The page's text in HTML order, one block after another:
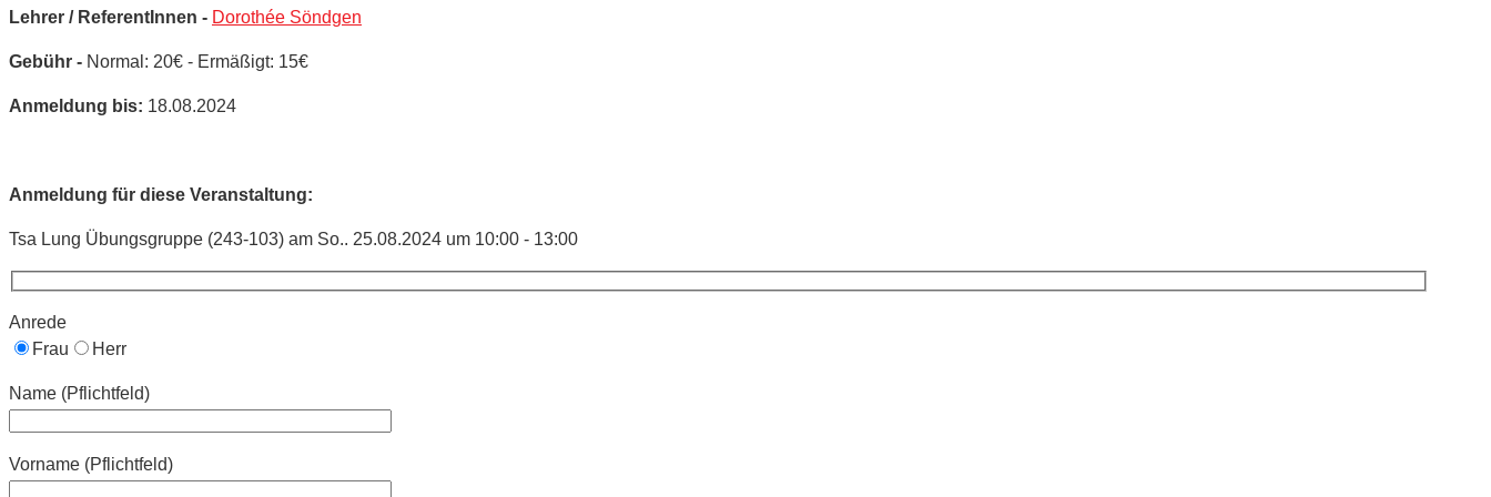
Lehrer / ReferentInnen - Dorothée Söndgen
Gebühr - Normal: 20€ - Ermäßigt: 15€
Anmeldung bis: 18.08.2024
Anmeldung für diese Veranstaltung:
Tsa Lung Übungsgruppe (243-103) am So.. 25.08.2024 um 10:00 - 13:00
Anrede
Frau
Herr
Name (Pflichtfeld)
Vorname (Pflichtfeld)